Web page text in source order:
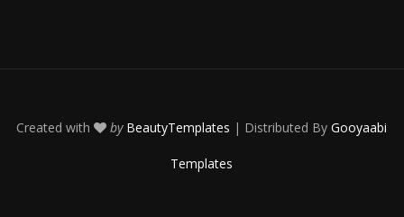
Created with by BeautyTemplates | Distributed ByGooyaabi
Templates